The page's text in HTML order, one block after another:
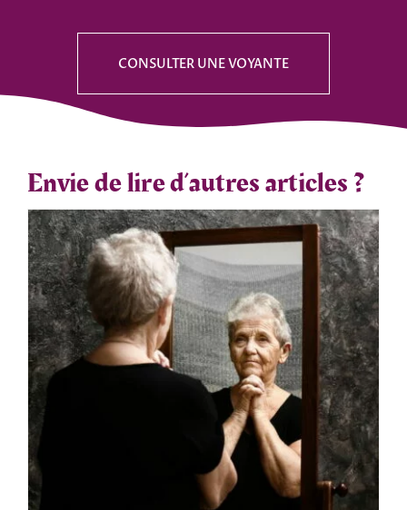
CONSULTER UNE VOYANTE
Envie de lire d’autres articles ?